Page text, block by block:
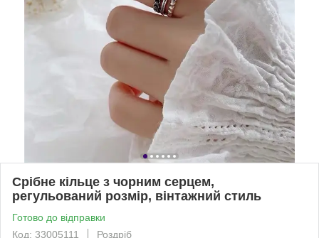
Срібне кільце з чорним серцем,
регульований розмір, вінтажний стиль
Готово до відправки
Код: 33005111
Роздріб